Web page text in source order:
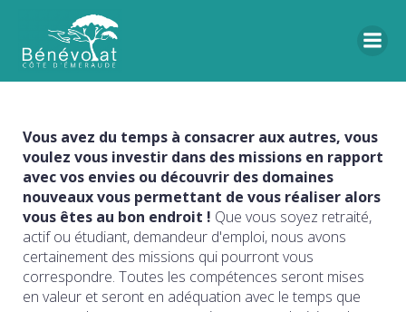
Vous avez du temps à consacrer aux autres, vous
voulez vous investir dans des missions en rapport
avec vos envies ou découvrir des domaines
nouveaux vous permettant de vous réaliser alors
vous êtes au bon endroit ! Que vous soyez retraité,
actif ou étudiant, demandeur d'emploi, nous avons
certainement des missions qui pourront vous
correspondre. Toutes les compétences seront mises
en valeur et seront en adéquation avec le temps que